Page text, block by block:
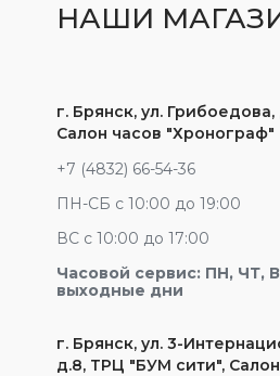
НАШИ
г. Брянск, ул. Грибоедова,
Салон часов "Хронограф"
+7 (4832) 66-54-36
ПН-СБ с 10:00 до 19:00
ВС с 10:00 до 17:00
Часовой сервис: ПН, ЧТ,
выходные дни
г. Брянск, ул. 3-
д.8, ТРЦ "БУМ сити", Салон